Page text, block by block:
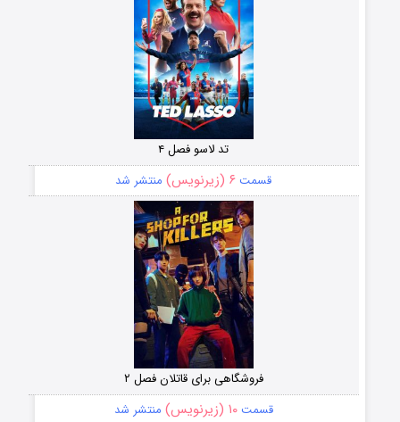
تد لاسو فصل ۴
قسمت ۶ (زیرنویس) منتشر شد
فروشگاهی برای قاتلان فصل ۲
قسمت۱۰ (زیرنویس) منتشر شد